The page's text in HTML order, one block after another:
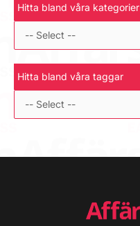
Hitta bland våra kategorier
Hitta bland våra taggar